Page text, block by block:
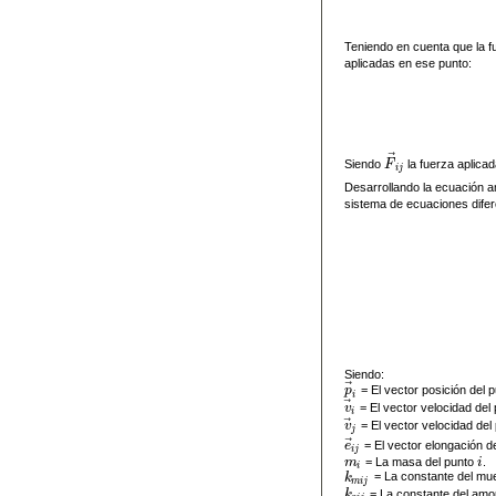
Teniendo en cuenta que la
aplicadas en ese punto:
Siendo F ⃗
ij
F→ la fuerza
Desarrollando la ecuación
sistema de ecuaciones
Siendo:
p⃗
i
p→i
= El vector posición del
v⃗i
v→i
= El vector velocidad del
v⃗j
v→j
= El vector velocidad del
e⃗ij
e→ ij= El vector elongación
mi
mi = La masa del punto i
i
kmij
kmij = La constante del